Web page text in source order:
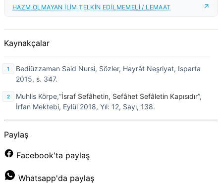
HAZM OLMAYAN İLİM TELKİN EDİLMEMELİ / LEMAAT
Kaynakçalar
Bediüzzaman Said Nursi, Sözler, Hayrât Neşriyat, Isparta
2015, s. 347.
Muhlis Körpe,“İsraf Sefâhetin, Sefâhet Sefâletin Kapısıdır”,
İrfan Mektebi, Eylül 2018, Yıl: 12, Sayı, 138.
Paylaş
Facebook'ta paylaş
Whatsapp'da paylaş